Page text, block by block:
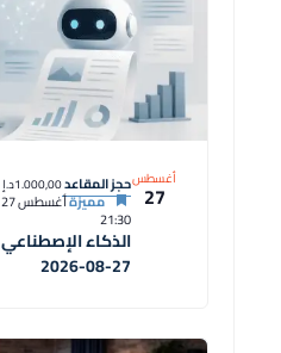
أغسطس
27
الذكاء
27-08-2026
مميزةأغسطس 27 @ 18:30
21:30
حجز المقاعد1.000,00د.إ